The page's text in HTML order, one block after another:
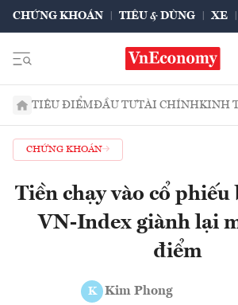
CHỨNG KHOÁN TIÊU & DÙNG XE
TIÊU ĐIỂMĐẦU TƯTÀI CHÍNHKINH
CHỨNG KHOÁN
Tiền chạy vào cổ phiếu
VN-Index giành lại
điểm
K Kim Phong